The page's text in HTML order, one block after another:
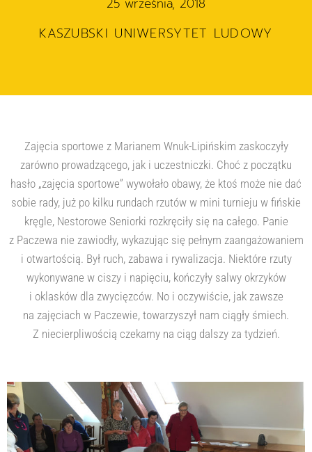
KASZUBSKI UNIWERSYTET LUDOWY
Zajęcia sportowe z Marianem Wnuk-Lipińskim zaskoczyły
zarówno prowadzącego, jak i uczestniczki. Choć z początku
hasło „zajęcia sportowe” wywołało obawy, że ktoś może nie dać
sobie rady, już po kilku rundach rzutów w mini turnieju w fińskie
kręgle, Nestorowe Seniorki rozkręciły się na całego. Panie
z Paczewa nie zawiodły, wykazując się pełnym zaangażowaniem
i otwartością. Był ruch, zabawa i rywalizacja. Niektóre rzuty
wykonywane w ciszy i napięciu, kończyły salwy okrzyków
i oklasków dla zwycięzców. No i oczywiście, jak zawsze
na zajęciach w Paczewie, towarzyszył nam ciągły śmiech.
Z niecierpliwością czekamy na ciąg dalszy za tydzień.